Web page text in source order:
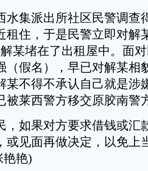
集派出所社区民警调查
租住，于是民警立即对解
某堵在了出租屋中。面
（假名），早已对解某相
某不得不承认自己就是涉
被莱西警方移交原胶南警
如果对方要求借钱或汇
或见面再做决定，以免上
艳艳)